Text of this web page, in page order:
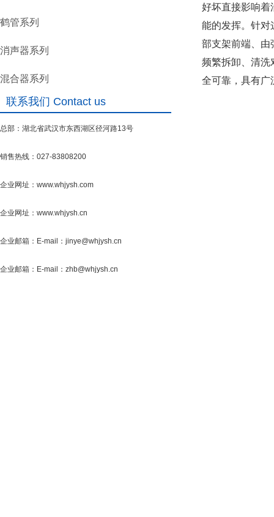
鹤管系列
消声器系列
混合器系列
联系我们 Contact us
总部：湖北省武汉市东西湖区径河路13号
销售热线：027-83808200
企业网址：www.whjysh.com
企业网址：www.whjysh.cn
企业邮箱：E-mail：jinye@whjysh.cn
企业邮箱：E-mail：zhb@whjysh.cn
好坏直接影响着
能的发挥。针对
部支架前端、由
频繁拆卸、清洗
全可靠，具有广